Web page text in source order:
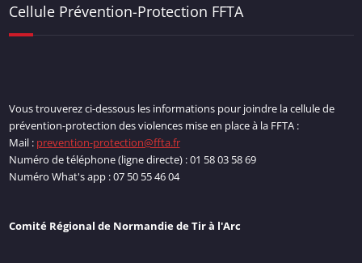
Cellule Prévention-Protection FFTA
Vous trouverez ci-dessous les informations pour joindre la cellule de
prévention-protection des violences mise en place à la FFTA :
Mail : prevention-protection@ffta.fr
Numéro de téléphone (ligne directe) : 01 58 03 58 69
Numéro What's app : 07 50 55 46 04
Comité Régional de Normandie de Tir à l'Arc